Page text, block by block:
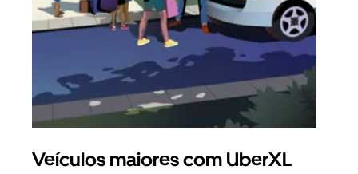
Veículos maiores com UberXL